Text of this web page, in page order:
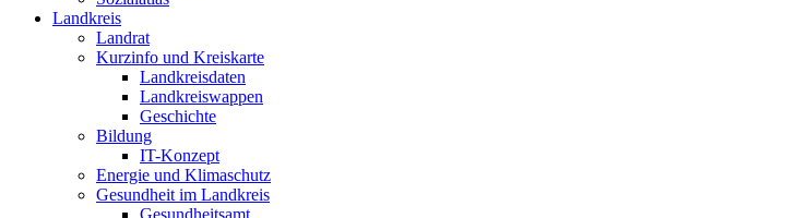
Landkreis
Landrat
Kurzinfo und Kreiskarte
Landkreisdaten
Landkreiswappen
Geschichte
Bildung
IT-Konzept
Energie und Klimaschutz
Gesundheit im Landkreis